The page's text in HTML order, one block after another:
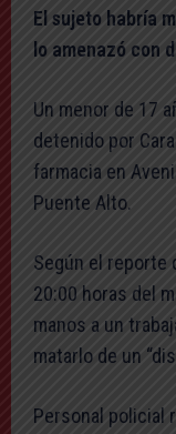
El sujeto habría
lo amenazó con
Un menor de 17
detenido por
farmacia en
Puente Alto.
Según el reporte
20:00 horas del
manos a un
matarlo de un
Personal policial